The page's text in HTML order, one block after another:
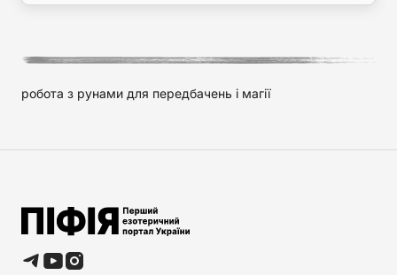
робота з рунами для передбачень і магії